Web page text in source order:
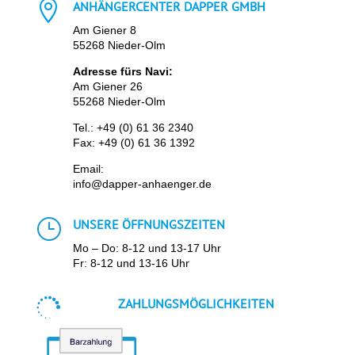
 ANHÄNGERCENTER DAPPER GMBH
Am Giener 8
55268 Nieder-Olm
Adresse fürs Navi:
Am Giener 26
55268 Nieder-Olm
Tel.: +49 (0) 61 36 2340
Fax: +49 (0) 61 36 1392
Email:
info@dapper-anhaenger.de
} UNSERE ÖFFNUNGSZEITEN
Mo – Do: 8-12 und 13-17 Uhr
Fr: 8-12 und 13-16 Uhr
 ZAHLUNGSMÖGLICHKEITEN